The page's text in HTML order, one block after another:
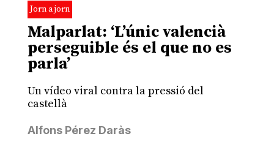
Jorn a jorn
Malparlat: ‘L’únic valencià
perseguible és el que no es
parla’
Un vídeo viral contra la pressió del
castellà
Alfons Pérez Daràs